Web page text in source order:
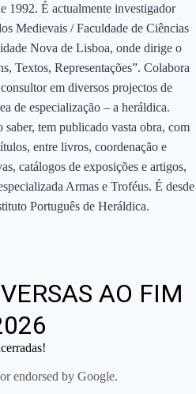
1992. É actualmente investigador
Medievais / Faculdade de Ciências
Nova de Lisboa, onde dirige o
Textos, Representações”. Colabora
em diversos projectos de
de especialização – a heráldica.
tem publicado vasta obra, com
entre livros, coordenação e
catálogos de exposições e artigos,
Armas e Troféus. É desde
Português de Heráldica.